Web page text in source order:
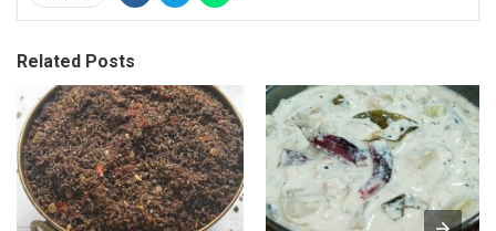
Related Posts